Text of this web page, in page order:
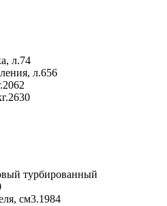
л.74
л.656
2062
2630
турбированный
см3.1984